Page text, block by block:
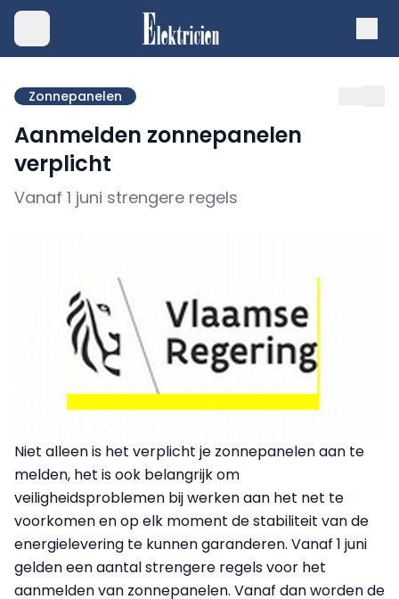
Zonnepanelen
Aanmelden zonnepanelen
verplicht
Vanaf 1 juni strengere regels
Niet alleen is het verplicht je zonnepanelen aan te
melden, het is ook belangrijk om
veiligheidsproblemen bij werken aan het net te
voorkomen en op elk moment de stabiliteit van de
energielevering te kunnen garanderen. Vanaf 1 juni
gelden een aantal strengere regels voor het
aanmelden van zonnepanelen. Vanaf dan worden de